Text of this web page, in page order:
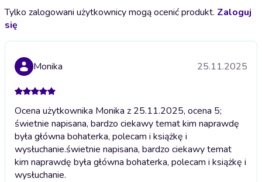
Tylko zalogowani użytkownicy mogą ocenić produkt. Zaloguj
się
Monika 25.11.2025
Ocena użytkownika Monika z 25.11.2025, ocena 5;
świetnie napisana, bardzo ciekawy temat kim naprawdę
była główna bohaterka, polecam i książkę i
wysłuchanie.świetnie napisana, bardzo ciekawy temat
kim naprawdę była główna bohaterka, polecam i książkę i
wysłuchanie.